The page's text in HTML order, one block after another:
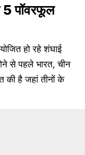
5 पॉवरफूल
हो रहे शंघाई
से पहले भारत, चीन
की है जहां तीनों के